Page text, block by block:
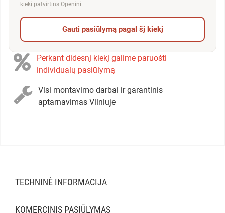
kiekį patvirtins Openini.
Gauti pasiūlymą pagal šį kiekį
Perkant didesnį kiekį galime paruošti
individualų pasiūlymą
Visi montavimo darbai ir garantinis
aptarnavimas Vilniuje
TECHNINĖ INFORMACIJA
KOMERCINIS PASIŪLYMAS